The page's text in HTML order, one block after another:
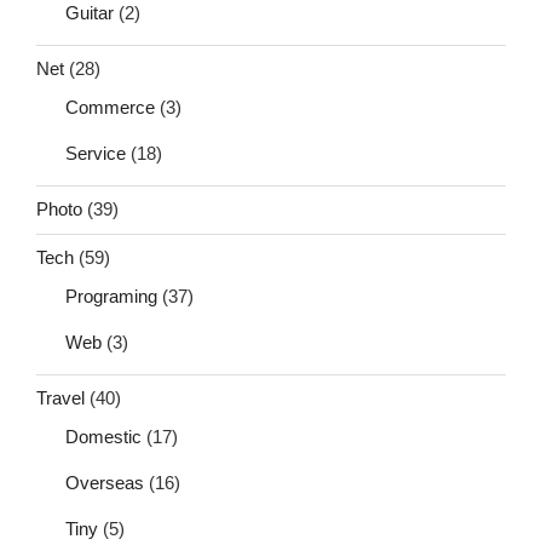
Guitar (2)
Net (28)
Commerce (3)
Service (18)
Photo (39)
Tech (59)
Programing (37)
Web (3)
Travel (40)
Domestic (17)
Overseas (16)
Tiny (5)